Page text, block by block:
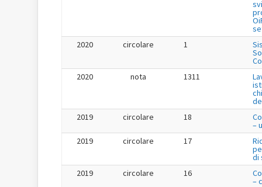
2020
circolare 1
2020
nota 1311
2019
circolare 18
–
2019
circolare 17
di
2019
circolare 16
–